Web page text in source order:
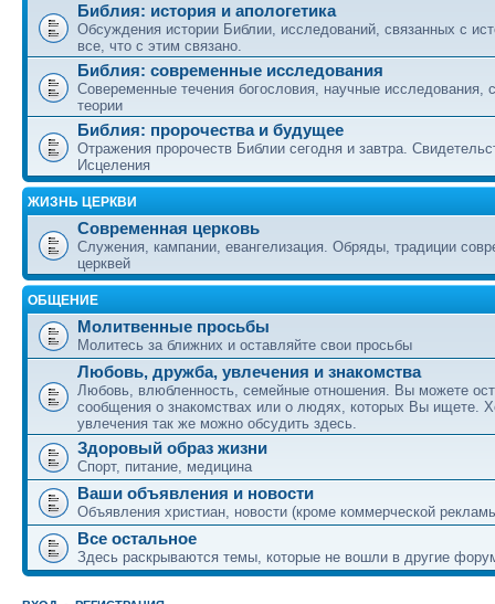
Библия: история и апологетика
Обсуждения истории Библии, исследований, связанных с
все, что с этим связано.
Библия: современные исследования
Совеременные течения богословия, научные исследования,
теории
Библия: пророчества и будущее
Отражения пророчеств Библии сегодня и завтра.
Исцеления
ЖИЗНЬ ЦЕРКВИ
Современная церковь
Служения, кампании, евангелизация. Обряды, традиции
церквей
ОБЩЕНИЕ
Молитвенные просьбы
Молитесь за ближних и оставляйте свои просьбы
Любовь, дружба, увлечения и знакомства
Любовь, влюбленность, семейные отношения. Вы можете
сообщения о знакомствах или о людях, которых Вы ищете.
увлечения так же можно обсудить здесь.
Здоровый образ жизни
Спорт, питание, медицина
Ваши объявления и новости
Объявления христиан, новости (кроме коммерческой
Все остальное
Здесь раскрываются темы, которые не вошли в другие